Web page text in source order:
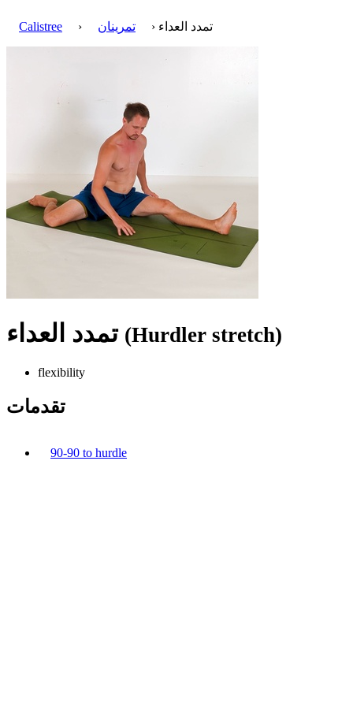
Calistree › تمرينان › تمدد العداء
تمدد العداء (Hurdler stretch)
flexibility
تقدمات
90-90 to hurdle